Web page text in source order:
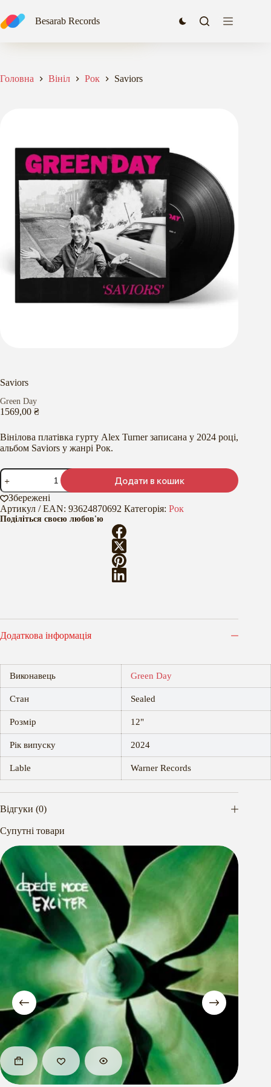
до
вмісту
Saviors
1569,00₴
Додати в кошик
Besarab Records
Головна Вініл Рок Saviors
Saviors
Green Day
1569,00 ₴
Вінілова платівка гурту Alex Turner записана у 2024 році,
альбом Saviors у жанрі Рок.
Saviors
кількість
Додати в кошик
Збережені
Артикул / EAN: 93624870692 Категорія: Рок
Поділіться своєю любов'ю
Додаткова інформація
Виконавець Green Day
Стан Sealed
Розмір 12"
Рік випуску 2024
Lable Warner Records
Відгуки (0)
Супутні товари